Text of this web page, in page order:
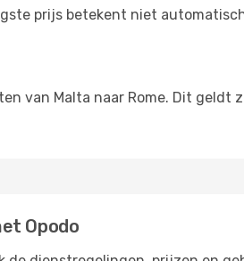
prijs betekent niet
van Malta naar Rome. Dit geldt
Opodo